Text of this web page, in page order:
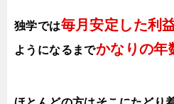
独学では毎月安定した利
ようになるまでかなりの年